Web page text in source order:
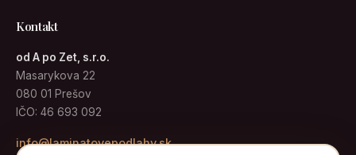
Kontakt
od A po Zet, s.r.o.
Masarykova 22
080 01 Prešov
IČO: 46 693 092
info@laminatovepodlahy.sk